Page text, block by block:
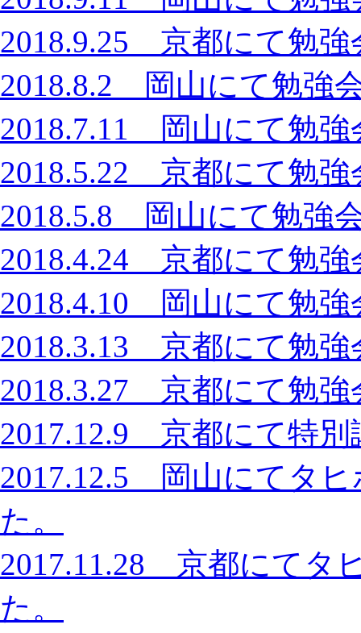
2018.9.25 京都にて勉
2018.8.2 岡山にて勉強
2018.7.11 岡山にて勉
2018.5.22 京都にて勉
2018.5.8 岡山にて勉強
2018.4.24 京都にて勉
2018.4.10 岡山にて勉
2018.3.13 京都にて勉
2018.3.27 京都にて勉
2017.12.9 京都にて特別
2017.12.5 岡山にてタ
た。
2017.11.28 京都にてタ
た。